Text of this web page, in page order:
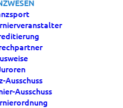
Ausschuss
Ausschuss